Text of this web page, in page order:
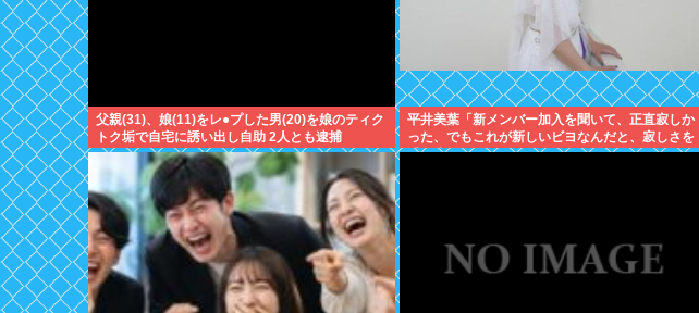
父親(31)、娘(11)をレ●プした男(20)を娘のティク
トク垢で自宅に誘い出し自助 2人とも逮捕
平井美葉「新メンバー加入を聞いて、正直寂しか
った、でもこれが新しいビヨなんだと、寂しさを
受け止めるこ